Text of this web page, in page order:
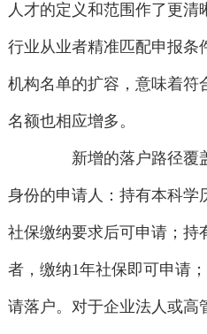
人才的定义和范围作了更清
行业从业者精准匹配申报条
机构名单的扩容，意味着符
名额也相应增多。
新增的落户路径覆
身份的申请人：持有本科学
社保缴纳要求后可申请；持
者，缴纳1年社保即可申请
请落户。对于企业法人或高